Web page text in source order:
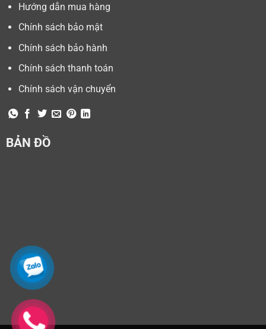
Hướng dẫn mua hàng
Chính sách bảo mật
Chính sách bảo hành
Chính sách thanh toán
Chính sách vận chuyển
BẢN ĐỒ